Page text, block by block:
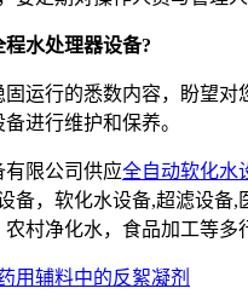
水处理器设备?
运行的悉数内容，盼望
进行维护和保养。
限公司供应全自动软化水
备，软化水设备,超滤设
村净化水，食品加工等
用辅料中的反絮凝剂